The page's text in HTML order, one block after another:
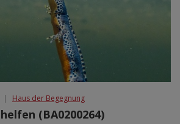
| Haus der Begegnung
(BA0200264)